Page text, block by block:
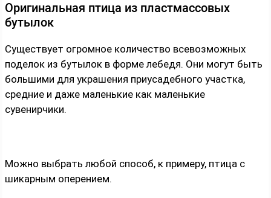
Оригинальная птица из пластмассовых
бутылок
Существует огромное количество всевозможных
поделок из бутылок в форме лебедя. Они могут быть
большими для украшения приусадебного участка,
средние и даже маленькие как маленькие
сувенирчики.
Можно выбрать любой способ, к примеру, птица с
шикарным оперением.